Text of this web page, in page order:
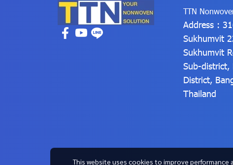
This website uses cookies to improve performance
TTN
Address :
Sukhumvit
Sukhumvit
Sub-district,
District,
Thailand